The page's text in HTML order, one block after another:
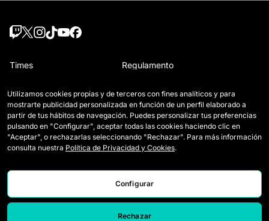
Times
Wildcards
Jogos
Classificação
Estatísticas
Regulamento
Acreditaçao Media
Contato
Trabalhe conosco
Utilizamos cookies propias y de terceros con fines analíticos y para
mostrarte publicidad personalizada en función de un perfil elaborado a
partir de tus hábitos de navegación. Puedes personalizar tus preferencias
pulsando en "Configurar", aceptar todas las cookies haciendo clic en
"Aceptar", o rechazarlas seleccionando "Rechazar". Para más información
consulta nuestra Política de Privacidad y Cookies.
Configurar
Rechazar